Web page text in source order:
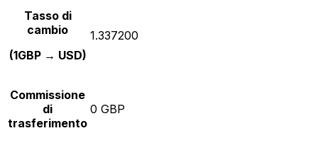
Tasso di
cambio
(1GBP → USD)
1.337200
Commissione
di
trasferimento
0 GBP